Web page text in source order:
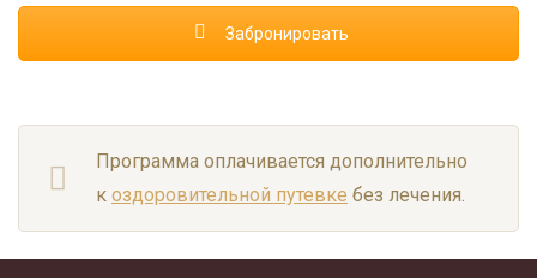
Забронировать
Программа оплачивается дополнительно
к оздоровительной путевке без лечения.